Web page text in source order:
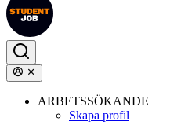
ARBETSSÖKANDE
Skapa profil